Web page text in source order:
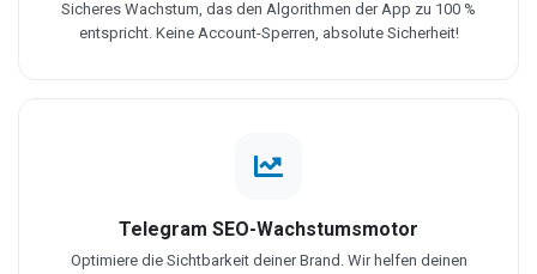
Sicheres Wachstum, das den Algorithmen der App zu 100 %
entspricht. Keine Account-Sperren, absolute Sicherheit!
Telegram SEO-Wachstumsmotor
Optimiere die Sichtbarkeit deiner Brand. Wir helfen deinen